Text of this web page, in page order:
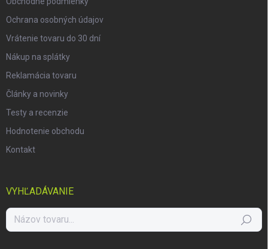
Ochrana osobných údajov
Vrátenie tovaru do 30 dní
Nákup na splátky
Reklamácia tovaru
Články a novinky
Testy a recenzie
Hodnotenie obchodu
Kontakt
VYHĽADÁVANIE
Hľadať